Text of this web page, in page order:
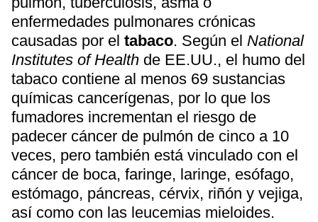
enfermedades pulmonares crónicas
causadas por el tabaco. Según el National
Institutes of Health de EE.UU., el humo del
tabaco contiene al menos 69 sustancias
químicas cancerígenas, por lo que los
fumadores incrementan el riesgo de
padecer cáncer de pulmón de cinco a 10
veces, pero también está vinculado con el
cáncer de boca, faringe, laringe, esófago,
estómago, páncreas, cérvix, riñón y vejiga,
así como con las leucemias mieloides.